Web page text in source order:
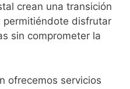
crean una transición
permitiéndote disfrutar
sin comprometer la
ofrecemos servicios